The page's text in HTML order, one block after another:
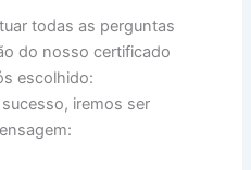
todas as perguntas
do nosso certificado
escolhido:
iremos ser